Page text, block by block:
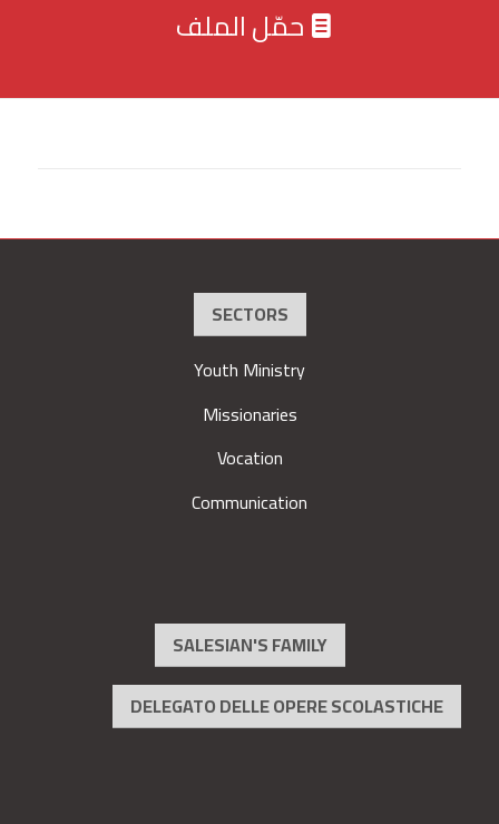
حمّل الملف
SECTORS
Youth Ministry
Missionaries
Vocation
Communication
SALESIAN'S FAMILY
DELEGATO DELLE OPERE SCOLASTICHE